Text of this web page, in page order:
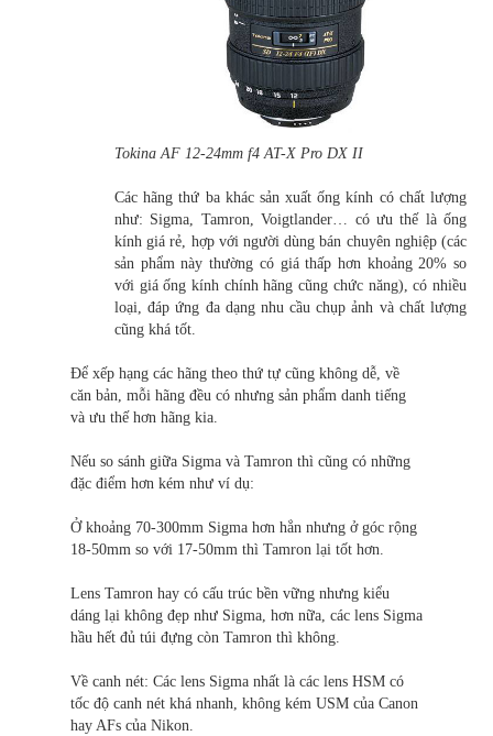
Tokina AF 12-24mm f4 AT-X Pro DX II
Các hãng thứ ba khác sản xuất ống kính có chất lượng
như: Sigma, Tamron, Voigtlander… có ưu thế là ống
kính giá rẻ, hợp với người dùng bán chuyên nghiệp (các
sản phẩm này thường có giá thấp hơn khoảng 20% so
với giá ống kính chính hãng cũng chức năng), có nhiều
loại, đáp ứng đa dạng nhu cầu chụp ảnh và chất lượng
cũng khá tốt.
Để xếp hạng các hãng theo thứ tự cũng không dễ, về
căn bản, mỗi hãng đều có nhưng sản phẩm danh tiếng
và ưu thế hơn hãng kia.
Nếu so sánh giữa Sigma và Tamron thì cũng có những
đặc điểm hơn kém như ví dụ:
Ở khoảng 70-300mm Sigma hơn hẳn nhưng ở góc rộng
18-50mm so với 17-50mm thì Tamron lại tốt hơn.
Lens Tamron hay có cấu trúc bền vững nhưng kiểu
dáng lại không đẹp như Sigma, hơn nữa, các lens Sigma
hầu hết đủ túi đựng còn Tamron thì không.
Về canh nét: Các lens Sigma nhất là các lens HSM có
tốc độ canh nét khá nhanh, không kém USM của Canon
hay AFs của Nikon.